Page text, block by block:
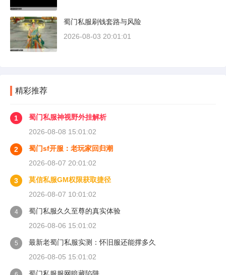
蜀门私服刷钱套路与风险
2026-08-03 20:01:01
精彩推荐
1
蜀门私服神视野外挂解析
2026-08-08 15:01:02
2
蜀门sf开服：老玩家回归潮
2026-08-07 20:01:02
3
莫信私服GM权限获取捷径
2026-08-07 10:01:02
4
蜀门私服久久至尊的真实体验
2026-08-06 15:01:02
5
最新老蜀门私服实测：怀旧服还能撑多久
2026-08-05 15:01:02